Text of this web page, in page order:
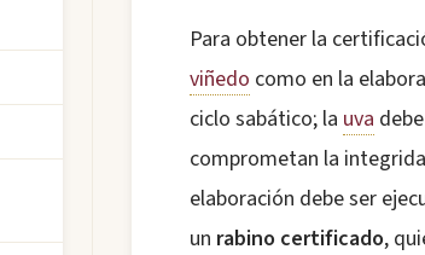
Para obtener la
viñedo como en la
ciclo sabático; la uva
comprometan la
elaboración debe ser
un rabino certificado,